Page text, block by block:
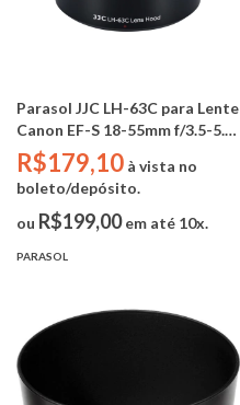
Parasol JJC LH-63C para Lente
Canon EF-S 18-55mm f/3.5-5.6
IS STM - EF-S 18-55mm f/4-5.6
IS STM - RF 24-50mm f/4.5-6.3
IS USM (Substitui Canon EW-
63C)
R$179,10 à vista no
boleto/depósito.
ou R$199,00em até 10x.
PARASOL